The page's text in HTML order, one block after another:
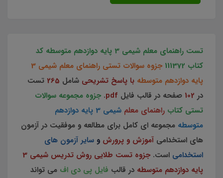
تست راهنمای معلم شیمی 3 پایه دوازدهم متوسطه کد
کتاب 111372
جزوه سوالات تستی راهنمای معلم شیمی 3
پایه دوازدهم متوسطه با پاسخ تشریحی شامل 265 تست
در 102 صفحه در قالب فایل pdf
. جزوه مجموعه سوالات
تستی کتاب راهنمای معلم
شیمی 3 پایه دوازدهم
متوسطه مجموعه ای کامل برای مطالعه و موفقیت در آزمون
های استخدامی آموزش و پرورش و سایر آزمون های
استخدامی است.
جزوه تست طلایی روش تدریس شیمی 3
پایه دوازدهم متوسطه در قالب فایل پی دی اف می تواند